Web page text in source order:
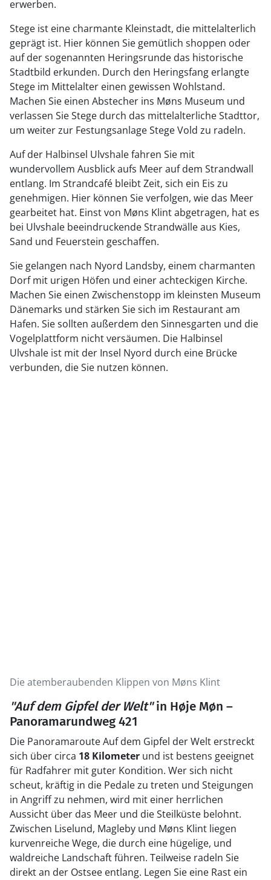
erwerben.
Stege ist eine charmante Kleinstadt, die mittelalterlich
geprägt ist. Hier können Sie gemütlich shoppen oder
auf der sogenannten Heringsrunde das historische
Stadtbild erkunden. Durch den Heringsfang erlangte
Stege im Mittelalter einen gewissen Wohlstand.
Machen Sie einen Abstecher ins Møns Museum und
verlassen Sie Stege durch das mittelalterliche Stadttor,
um weiter zur Festungsanlage Stege Vold zu radeln.
Auf der Halbinsel Ulvshale fahren Sie mit
wundervollem Ausblick aufs Meer auf dem Strandwall
entlang. Im Strandcafé bleibt Zeit, sich ein Eis zu
genehmigen. Hier können Sie verfolgen, wie das Meer
gearbeitet hat. Einst von Møns Klint abgetragen, hat es
bei Ulvshale beeindruckende Strandwälle aus Kies,
Sand und Feuerstein geschaffen.
Sie gelangen nach Nyord Landsby, einem charmanten
Dorf mit urigen Höfen und einer achteckigen Kirche.
Machen Sie einen Zwischenstopp im kleinsten Museum
Dänemarks und stärken Sie sich im Restaurant am
Hafen. Sie sollten außerdem den Sinnesgarten und die
Vogelplattform nicht versäumen. Die Halbinsel
Ulvshale ist mit der Insel Nyord durch eine Brücke
verbunden, die Sie nutzen können.
Die atemberaubenden Klippen von Møns Klint
"Auf dem Gipfel der Welt"in Høje Møn –
Panoramarundweg 421
Die Panoramaroute Auf dem Gipfel der Welt erstreckt
sich über circa 18 Kilometer und ist bestens geeignet
für Radfahrer mit guter Kondition. Wer sich nicht
scheut, kräftig in die Pedale zu treten und Steigungen
in Angriff zu nehmen, wird mit einer herrlichen
Aussicht über das Meer und die Steilküste belohnt.
Zwischen Liselund, Magleby und Møns Klint liegen
kurvenreiche Wege, die durch eine hügelige, und
waldreiche Landschaft führen. Teilweise radeln Sie
direkt an der Ostsee entlang. Legen Sie eine Rast ein